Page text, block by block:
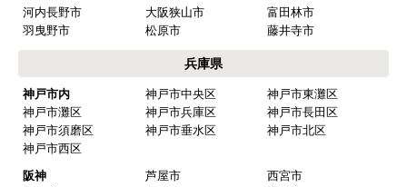
河内長野市
大阪狭山市
富田林市
羽曳野市
松原市 藤井寺市
兵庫県
神戸市内 神戸市中央区
神戸市東灘区
神戸市灘区
神戸市兵庫区
神戸市長田区
神戸市須磨区
神戸市垂水区
神戸市北区
神戸市西区
阪神
芦屋市
西宮市